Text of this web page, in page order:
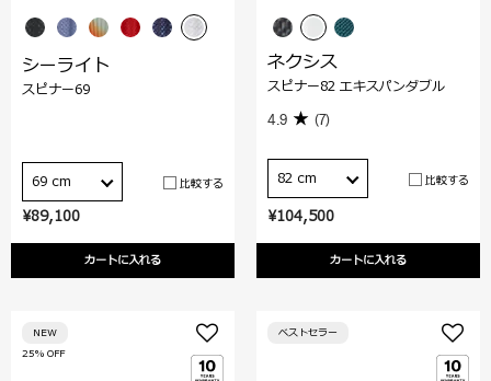
¥89,100
カートに入れる
シーライト
スピナー69
69 cm 比較する
¥104,500
カートに入れる
ネクシス
スピナー82 エキスパンダブル
4.9 (7)
82 cm 比較する
25% OFF
NEW ベストセラー